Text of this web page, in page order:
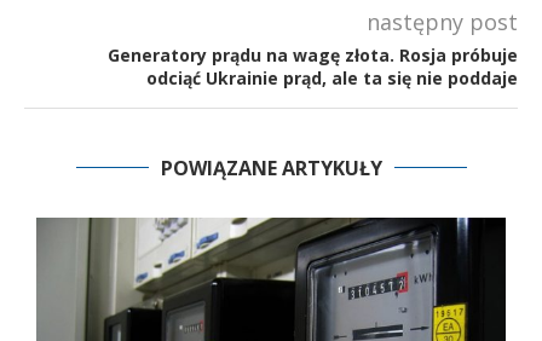
następny post
Generatory prądu na wagę złota. Rosja próbuje
odciąć Ukrainie prąd, ale ta się nie poddaje
POWIĄZANE ARTYKUŁY